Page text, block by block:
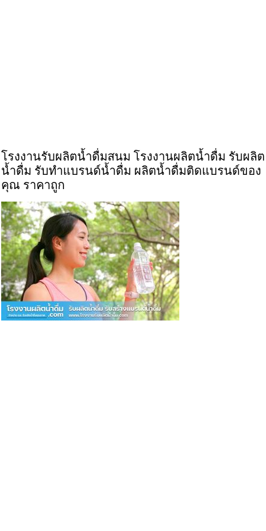
โรงงานรับผลิตน้ำดื่มสนม โรงงานผลิตน้ำดื่ม รับผลิต
น้ำดื่ม รับทำแบรนด์น้ำดื่ม ผลิตน้ำดื่มติดแบรนด์ของ
คุณ ราคาถูก